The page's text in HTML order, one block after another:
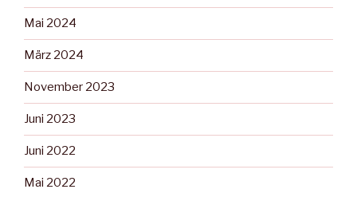
Mai 2024
März 2024
November 2023
Juni 2023
Juni 2022
Mai 2022